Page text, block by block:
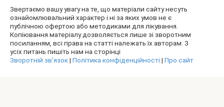
Звертаємо вашу увагу на те, що матеріали сайту несуть
ознайомлювальний характер і ні за яких умов не є
публічною офертою або методиками для лікування.
Копіювання матеріалу дозволяється лише зі зворотним
посиланням, всі права на статті належать їх авторам. З
усіх питань пишіть нам на сторінці
Зворотній зв’язок| Політика конфіденційності| Про сайт